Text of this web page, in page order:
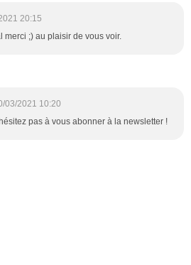
20:15
merci ;) au plaisir de vous voir.
03/2021 10:20
pas à vous abonner à la newsletter !